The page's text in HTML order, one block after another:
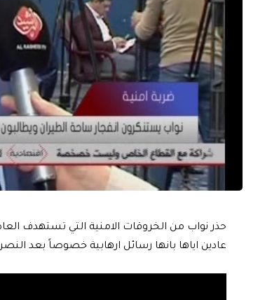
حذر نواب من الخروقات الامنية التي تستهدف
عادين اياها بانها رسائل ارهابية خصوصاً بعد